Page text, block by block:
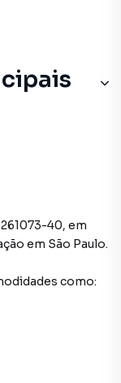
40, em
em São Paulo.
como: